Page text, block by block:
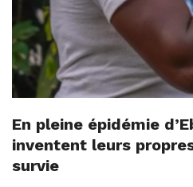
En pleine épidémie
inventent leurs
survie